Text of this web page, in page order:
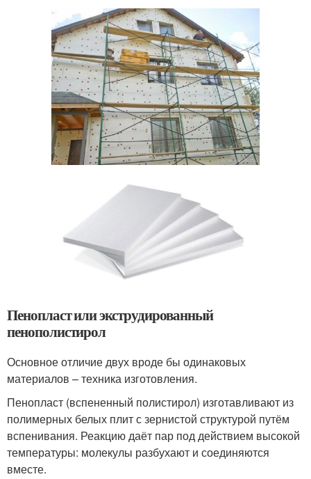
Пенопласт или экструдированный
пенополистирол
Основное отличие двух вроде бы одинаковых
материалов – техника изготовления.
Пенопласт (вспененный полистирол) изготавливают из
полимерных белых плит с зернистой структурой путём
вспенивания. Реакцию даёт пар под действием высокой
температуры: молекулы разбухают и соединяются
вместе.